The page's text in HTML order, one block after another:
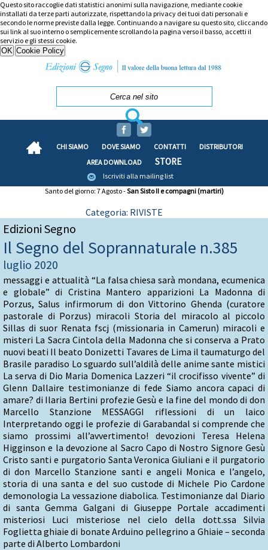
Questo sito raccoglie dati statistici anonimi sulla navigazione, mediante cookie
installati da terze parti autorizzate, rispettando la privacy dei tuoi dati personali e
secondo le norme previste dalla legge. Continuando a navigare su questo sito, cliccando
sui link al suo interno o semplicemente scrollando la pagina verso il basso, accetti il
servizio e gli stessi cookie.
CHI SIAMO DOVE SIAMO CONTATTI
DISTRIBUTORI
AREA DOWNLOAD
STORE
Iscriviti alla mailing list
Santo del giorno: 7 Agosto -San Sisto II e compagni (martiri)
Categoria: RIVISTE
Edizioni Segno
Il Segno del Soprannaturale n.385
luglio 2020
messaggi e attualità “La falsa chiesa sarà mondana, ecumenica
e globale” di Cristina Mantero apparizioni La Madonna di
Porzus, Salus infirmorum di don Vittorino Ghenda (curatore
pastorale di Porzus) miracoli Storia del miracolo al piccolo
Sillas di suor Renata fscj (missionaria in Camerun) miracoli e
misteri La Sacra Cintola della Madonna che si conserva a Prato
nuovi beati Il beato Donizetti Tavares de Lima il taumaturgo del
Brasile paradiso Lo sguardo sull’aldilà delle anime sante mistici
La serva di Dio Maria Domenica Lazzeri “il crocifisso vivente” di
Glenn Dallaire testimonianze di fede Siamo ancora capaci di
amare? di Ilaria Bertini profezie Gesù e la fine del mondo di don
Marcello Stanzione MESSAGGI riflessioni di un laico
Interpretando oggi le profezie di Garabandal si comprende che
siamo prossimi all’avvertimento! devozioni Teresa Helena
Higginson e la devozione al Sacro Capo di Nostro Signore Gesù
Cristo santi e purgatorio Santa Veronica Giuliani e il purgatorio
di don Marcello Stanzione santi e angeli Monica e l’angelo,
storia di una santa e del suo custode di Michele Pio Cardone
demonologia La vessazione diabolica. Testimonianze dal Diario
di santa Gemma Galgani di Giuseppe Portale accadimenti
misteriosi Luci misteriose nel cielo della dott.ssa Silvia
Foglietta ghiaie di bonate Arduino pellegrino a Ghiaie – seconda
parte di Alberto Lombardoni